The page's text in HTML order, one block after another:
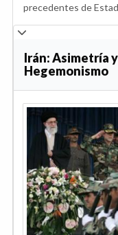
precedentes de
Irán: Asimetría
Hegemonismo